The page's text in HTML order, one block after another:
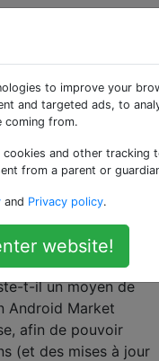
sur
que j'aimerais
disponibles dans la
t-il un moyen de
Android Market
afin de pouvoir
(et des mises à jour
to improve your
and targeted ads, to
coming from.
and other tracking
from a parent or
and Privacy policy.
website!